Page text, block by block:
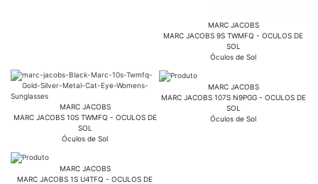
MARC JACOBS
MARC JACOBS 9S TWMFQ - OCULOS DE
SOL
Óculos de Sol
MARC JACOBS
MARC JACOBS 10S TWMFQ - OCULOS DE
SOL
Óculos de Sol
MARC JACOBS
MARC JACOBS 107S N9PGG - OCULOS DE
SOL
Óculos de Sol
MARC JACOBS
MARC JACOBS 1S U4TFQ - OCULOS DE